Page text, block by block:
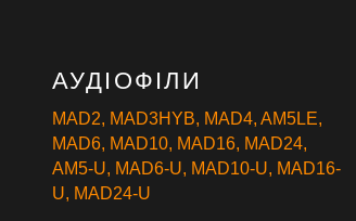
АУДІОФІЛИ
MAD2, MAD3HYB, MAD4, AM5LE,
MAD6, MAD10, MAD16, MAD24,
AM5-U, MAD6-U, MAD10-U, MAD16-
U, MAD24-U